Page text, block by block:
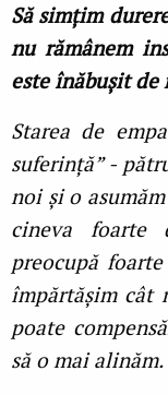
Să simțim
nu rămânem
este înăbușit de
Starea de
suferință” -
noi și o
cineva foarte
preocupă
împărtășim cât
poate
să o mai alinăm.